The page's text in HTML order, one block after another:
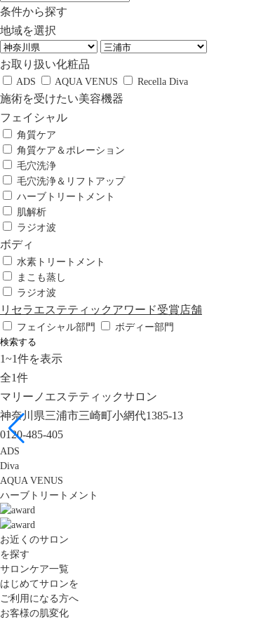
条件から探す
地域を選択
お取り扱い化粧品
ADS AQUA VENUS Recella Diva
施術を受けたい美容機器
フェイシャル
角質ケア
角質ケア＆ポレーション
毛穴洗浄
毛穴洗浄＆リフトアップ
ハーブトリートメント
肌解析
ラジオ波
ボディ
水素トリートメント
まこも蒸し
ラジオ波
リセラエステティックアワード受賞店舗
フェイシャル部門
ボディー部門
検索する
1~1件を表示
全1件
マリーノエステティックサロン
神奈川県三浦市三崎町小網代1385-13
0120-485-405
ADS
Diva
AQUA VENUS
ハーブトリートメント
お近くのサロン
を探す
サロンケア一覧
はじめてサロンを
ご利用になる方へ
お客様の肌変化